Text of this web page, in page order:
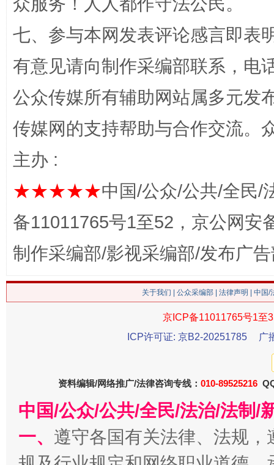
在谋一域中谋全局
今
习近平的博鳌关键词
生
七、参与本网发表评论感言即表
有意见请向制作采编部联系，电
公众传媒所有辅助网站属多元发
传媒网的支持帮助与合作交流。
主办 :
★★★★★中国/公众/公共/全民/
备11011765号1至52，京公网安
制作采编部/影视采编部/发布广
关于我们 公众采编部 法律声明 | 中国
京ICP备11011765号1至
ICP许可证: 京B2-20251785
广
资料编辑/网络推广/法律咨询专线： 010-89525216
中国/公众/公共/全民/法治/法制/
一、 遵守各国有关法律、法规